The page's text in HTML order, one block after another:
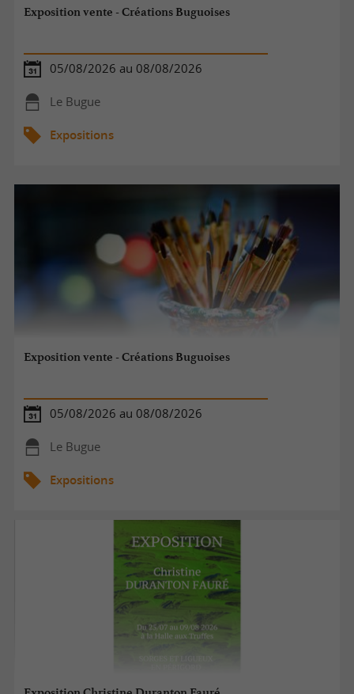
Exposition vente - Créations Buguoises
05/08/2026 au 08/08/2026
Le Bugue
Expositions
Exposition vente - Créations Buguoises
05/08/2026 au 08/08/2026
Le Bugue
Expositions